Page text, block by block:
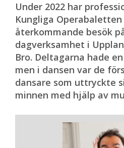
Under 2022 har
Kungliga
återkommande besök
dagverksamhet i
Bro. Deltagarna hade
men i dansen var de
dansare som uttryckte
minnen med hjälp av